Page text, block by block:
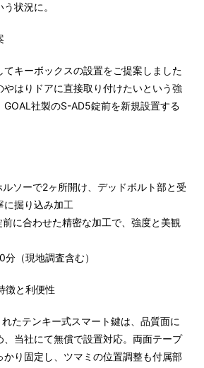
状況に。
てキーボックスの設置をご提案しました
やはりドアに直接取り付けたいという強
GOAL社製のS-AD5錠前を新規設置する
ソーで2ヶ所開け、デッドボルト部と受
に掘り込み加工
に合わせた精密な加工で、強度と美観
（現地調査含む）
徴と利便性
たテンキー式スマート鍵は、品質面に
、当社にて無償で設置対応。両面テープ
かり固定し、ツマミの位置調整も付属部